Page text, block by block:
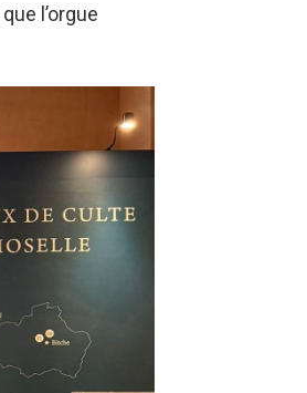
l’orgue